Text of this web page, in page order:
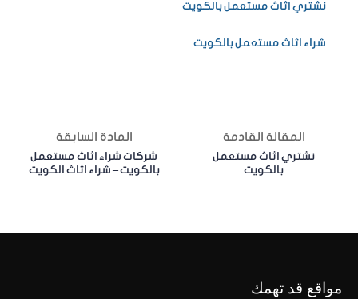
نشتري اثاث مستعمل بالكويت
شراء اثاث مستعمل بالكويت
المادة السابقة
شركات شراء اثاث مستعمل
بالكويت – شراء اثاث الكويت
المقالة القادمة
نشتري اثاث مستعمل
بالكويت
مواقع قد تهمك